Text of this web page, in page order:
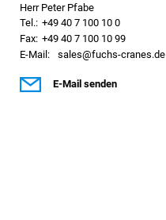
Herr Peter Pfabe
Tel.: +49 40 7 100 10 0
Fax: +49 40 7 100 10 99
E-Mail:
sales@fuchs-cranes.de
E-Mail senden